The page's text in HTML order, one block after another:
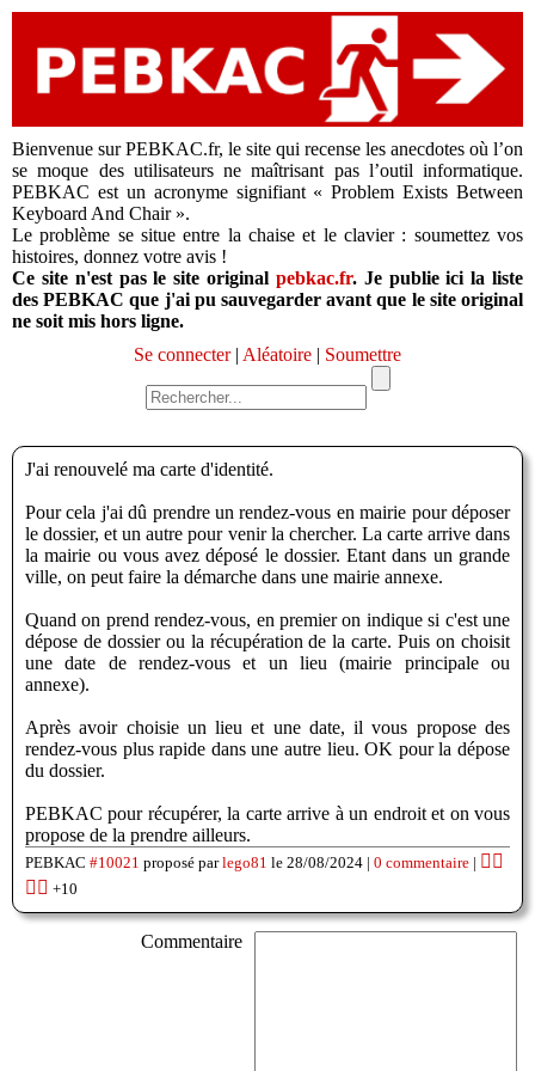
Bienvenue sur PEBKAC.fr, le site qui recense les anecdotes où l’on
se moque des utilisateurs ne maîtrisant pas l’outil informatique.
PEBKAC est un acronyme signifiant « Problem Exists Between
Keyboard And Chair ».
Le problème se situe entre la chaise et le clavier : soumettez vos
histoires, donnez votre avis !
Ce site n'est pas le site original pebkac.fr. Je publie ici la liste
des PEBKAC que j'ai pu sauvegarder avant que le site original
ne soit mis hors ligne.
Se connecter| Aléatoire | Soumettre
J'ai renouvelé ma carte d'identité.
Pour cela j'ai dû prendre un rendez-vous en mairie pour déposer
le dossier, et un autre pour venir la chercher. La carte arrive dans
la mairie ou vous avez déposé le dossier. Etant dans un grande
ville, on peut faire la démarche dans une mairie annexe.
Quand on prend rendez-vous, en premier on indique si c'est une
dépose de dossier ou la récupération de la carte. Puis on choisit
une date de rendez-vous et un lieu (mairie principale ou
annexe).
Après avoir choisie un lieu et une date, il vous propose des
rendez-vous plus rapide dans une autre lieu. OK pour la dépose
du dossier.
PEBKAC pour récupérer, la carte arrive à un endroit et on vous
propose de la prendre ailleurs.
PEBKAC #10021 proposé parlego81 le 28/08/2024 | 0 commentaire | 👍🏽
👎🏽 +10
Commentaire